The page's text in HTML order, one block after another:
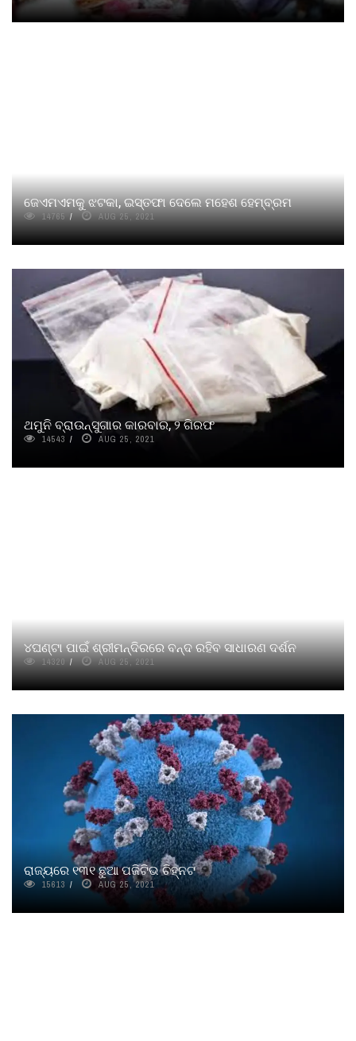
ଜେଏମଏମକୁ ଝଟକା, ଇସ୍ତଫା ଦେଲେ ମହେଶ ହେମ୍ବ୍ରମ
14765 AUG 25, 2021
ଥମୁନି ବ୍ରାଉନ୍‌ସୁଗାର କାରବାର, ୨ ଗିରଫ
14543 AUG 25, 2021
୪ଘଣ୍ଟା ପାଇଁ ଶ୍ରୀମନ୍ଦିରରେ ବନ୍ଦ ରହିବ ସାଧାରଣ ଦର୍ଶନ
14320 AUG 25, 2021
ରାଜ୍ୟରେ ୧୩୧ ଛୁଆ ପଜିଟିଭ ଚିହ୍ନଟ
15613 AUG 25, 2021